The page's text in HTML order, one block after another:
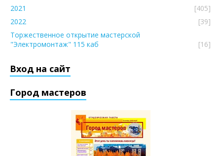
2021
[405]
2022
[39]
Торжественное открытие мастерской
"Электромонтаж" 115 каб
[16]
Вход на сайт
Город мастеров